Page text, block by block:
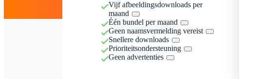
Vijf afbeeldingsdownloads per
maand
Één bundel per maand
Geen naamsvermelding vereist
Snellere downloads
Prioriteitsondersteuning
Geen advertenties